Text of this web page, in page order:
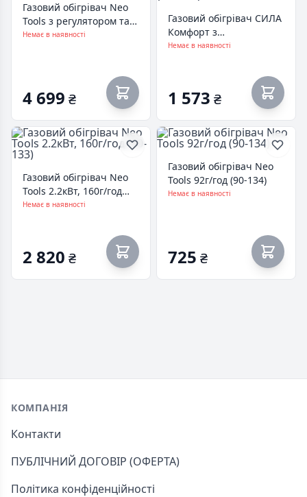
Газовий обігрівач Neo
Tools з регулятором та
шлангом (90-118)
Немає в наявності
4 699 ₴
Газовий обігрівач СИЛА
Комфорт з
п'єзопідпалювачем
Немає в наявності
1 573 ₴
Газовий обігрівач Neo
Tools 2.2кВт, 160г/год
(90-133)
Немає в наявності
2 820 ₴
Газовий обігрівач Neo
Tools 92г/год (90-134)
Немає в наявності
725 ₴
Footer
КОМПАНІЯ
Контакти
ПУБЛІЧНИЙ ДОГОВІР (ОФЕРТА)
Політика конфіденційності